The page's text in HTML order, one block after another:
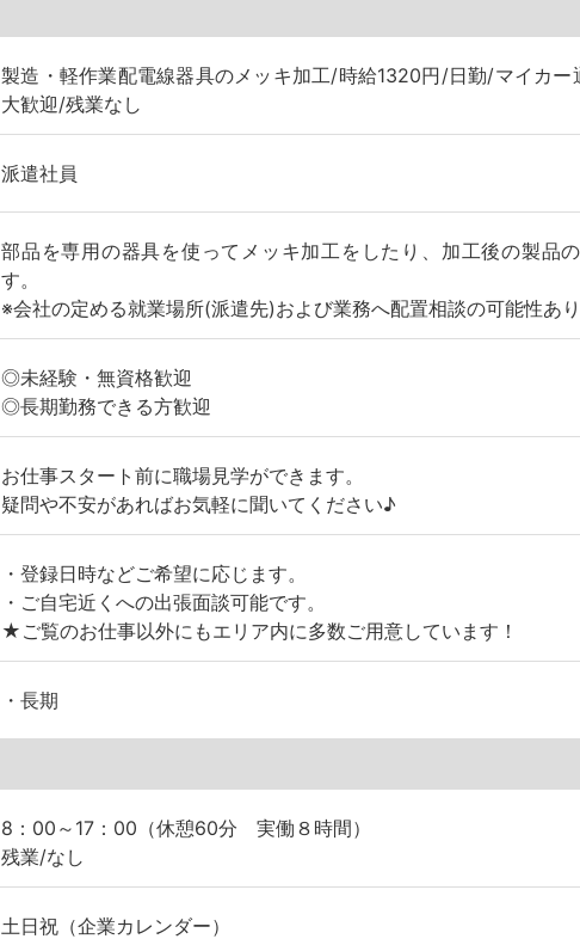
製造・軽作業配電線器具のメッキ加工/時給1320円/日勤/マイカー
大歓迎/残業なし
派遣社員
部品を専用の器具を使ってメッキ加工をしたり、加工後の製品
す。
※会社の定める就業場所(派遣先)および業務へ配置相談の可能性あり
◎未経験・無資格歓迎
◎長期勤務できる方歓迎
お仕事スタート前に職場見学ができます。
疑問や不安があればお気軽に聞いてください♪
・登録日時などご希望に応じます。
・ご自宅近くへの出張面談可能です。
★ご覧のお仕事以外にもエリア内に多数ご用意しています！
・長期
8：00～17：00（休憩60分 実働８時間）
残業/なし
土日祝（企業カレンダー）